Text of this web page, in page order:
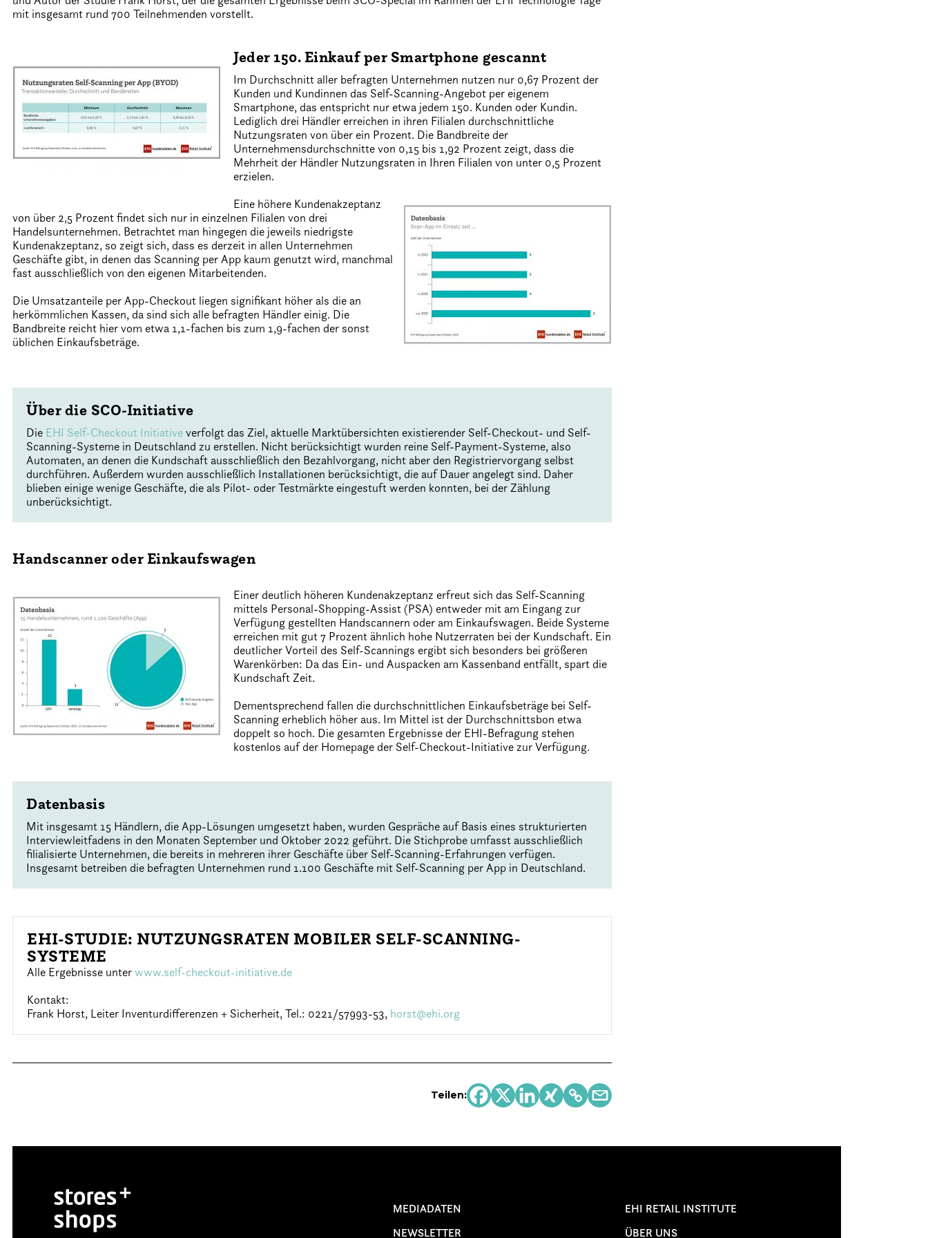
mit insgesamt rund 700 Teilnehmenden vorstellt.
Jeder 150. Einkauf per Smartphone gescannt
Im Durchschnitt aller befragten Unternehmen nutzen nur 0,67 Prozent der
Kunden und Kundinnen das Self-Scanning-Angebot per eigenem
Smartphone, das entspricht nur etwa jedem 150. Kunden oder Kundin.
Lediglich drei Händler erreichen in ihren Filialen durchschnittliche
Nutzungsraten von über ein Prozent. Die Bandbreite der
Unternehmensdurchschnitte von 0,15 bis 1,92 Prozent zeigt, dass die
Mehrheit der Händler Nutzungsraten in Ihren Filialen von unter 0,5 Prozent
erzielen.
Eine höhere Kundenakzeptanz
von über 2,5 Prozent findet sich nur in einzelnen Filialen von drei
Handelsunternehmen. Betrachtet man hingegen die jeweils niedrigste
Kundenakzeptanz, so zeigt sich, dass es derzeit in allen Unternehmen
Geschäfte gibt, in denen das Scanning per App kaum genutzt wird, manchmal
fast ausschließlich von den eigenen Mitarbeitenden.
Die Umsatzanteile per App-Checkout liegen signifikant höher als die an
herkömmlichen Kassen, da sind sich alle befragten Händler einig. Die
Bandbreite reicht hier vom etwa 1,1-fachen bis zum 1,9-fachen der sonst
üblichen Einkaufsbeträge.
Über die SCO-Initiative
Die EHI Self-Checkout Initiative verfolgt das Ziel, aktuelle Marktübersichten existierender Self-Checkout- und Self-
Scanning-Systeme in Deutschland zu erstellen. Nicht berücksichtigt wurden reine Self-Payment-Systeme, also
Automaten, an denen die Kundschaft ausschließlich den Bezahlvorgang, nicht aber den Registriervorgang selbst
durchführen. Außerdem wurden ausschließlich Installationen berücksichtigt, die auf Dauer angelegt sind. Daher
blieben einige wenige Geschäfte, die als Pilot- oder Testmärkte eingestuft werden konnten, bei der Zählung
unberücksichtigt.
Handscanner oder Einkaufswagen
Einer deutlich höheren Kundenakzeptanz erfreut sich das Self-Scanning
mittels Personal-Shopping-Assist (PSA) entweder mit am Eingang zur
Verfügung gestellten Handscannern oder am Einkaufswagen. Beide Systeme
erreichen mit gut 7 Prozent ähnlich hohe Nutzerraten bei der Kundschaft. Ein
deutlicher Vorteil des Self-Scannings ergibt sich besonders bei größeren
Warenkörben: Da das Ein- und Auspacken am Kassenband entfällt, spart die
Kundschaft Zeit.
Dementsprechend fallen die durchschnittlichen Einkaufsbeträge bei Self-
Scanning erheblich höher aus. Im Mittel ist der Durchschnittsbon etwa
doppelt so hoch. Die gesamten Ergebnisse der EHI-Befragung stehen
kostenlos auf der Homepage der Self-Checkout-Initiative zur Verfügung.
Datenbasis
Mit insgesamt 15 Händlern, die App-Lösungen umgesetzt haben, wurden Gespräche auf Basis eines strukturierten
Interviewleitfadens in den Monaten September und Oktober 2022 geführt. Die Stichprobe umfasst ausschließlich
filialisierte Unternehmen, die bereits in mehreren ihrer Geschäfte über Self-Scanning-Erfahrungen verfügen.
Insgesamt betreiben die befragten Unternehmen rund 1.100 Geschäfte mit Self-Scanning per App in Deutschland.
EHI-STUDIE: NUTZUNGSRATEN MOBILER SELF-SCANNING-
SYSTEME
Alle Ergebnisse unterwww.self-checkout-initiative.de
Kontakt:
Frank Horst, Leiter Inventurdifferenzen + Sicherheit, Tel.: 0221/57993-53, horst@ehi.org
Teilen:
MEDIADATEN
NEWSLETTER
EHI RETAIL INSTITUTE
ÜBER UNS